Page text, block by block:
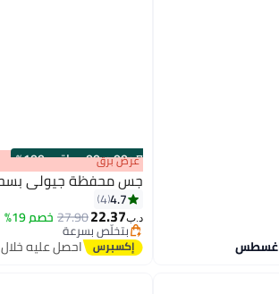
00m:00s
·باقي 100% عرض برق
جس محفظة جيولي بسحاب دائري صغيرة
4.7
4
د.ب‏22.37
27.90 خصم 19%
بتخلّص بسرعة
بتخلّص بسرعةاحصل عليه خلال